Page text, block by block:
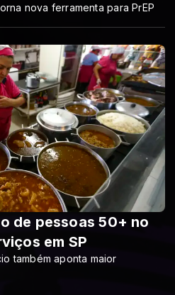
nova ferramenta para PrEP
de pessoas 50+ no
em SP
também aponta maior